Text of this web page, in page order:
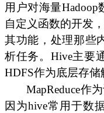
用户对海量
自定义函数的开发
其功能，处理那些
析任务。Hive主要
HDFS作为底层存储
MapReduce作
因为hive常用于数